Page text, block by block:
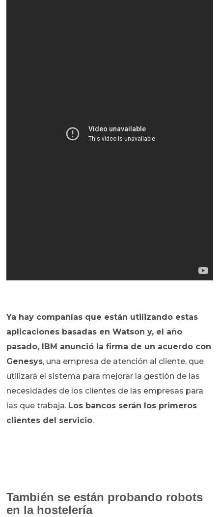
Ya hay compañías que están utilizando estas
aplicaciones basadas en Watson y, el año
pasado, IBM anunció la firma de un acuerdo con
Genesys, una empresa de atención al cliente, que
utilizará el sistema para mejorar la gestión de las
necesidades de los clientes de las empresas para
las que trabaja. Los bancos serán los primeros
clientes del servicio.
También se están probando robots
en la hostelería